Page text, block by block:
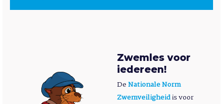
Zwemles voor
iedereen!
DeNationale Norm
Zwemveiligheidis voor